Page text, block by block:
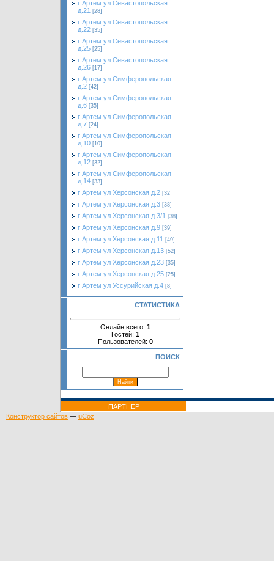
г Артем ул Севастопольская
д.21 [28]
г Артем ул Севастопольская
д.22 [35]
г Артем ул Севастопольская
д.25 [25]
г Артем ул Севастопольская
д.26 [17]
г Артем ул Симферопольская
д.2 [42]
г Артем ул Симферопольская
д.6 [35]
г Артем ул Симферопольская
д.7 [24]
г Артем ул Симферопольская
д.10 [10]
г Артем ул Симферопольская
д.12 [32]
г Артем ул Симферопольская
д.14 [33]
г Артем ул Херсонская д.2 [32]
г Артем ул Херсонская д.3 [38]
г Артем ул Херсонская д.3/1 [38]
г Артем ул Херсонская д.9 [39]
г Артем ул Херсонская д.11 [49]
г Артем ул Херсонская д.13 [52]
г Артем ул Херсонская д.23 [35]
г Артем ул Херсонская д.25 [25]
г Артем ул Уссурийская д.4 [8]
СТАТИСТИКА
Онлайн всего: 1
Гостей: 1
Пользователей: 0
ПОИСК
ПАРТНЕР
Конструктор сайтов — uCoz